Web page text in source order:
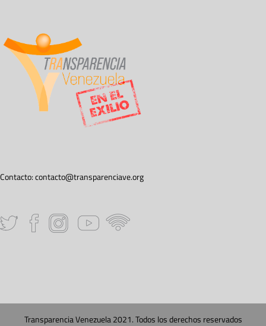
Contacto:contacto@transparenciave.org
Transparencia Venezuela 2021. Todos los derechos reservados